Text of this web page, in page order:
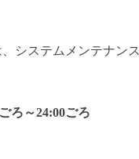
システムメンテナン
ろ～24:00ごろ